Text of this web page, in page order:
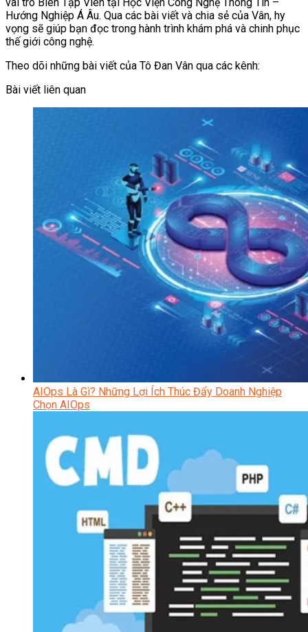
Hướng Nghiệp Á Âu. Qua các bài viết và chia sẻ của Vân, hy
vọng sẽ giúp bạn đọc trong hành trình khám phá và chinh phục
thế giới công nghệ.
Theo dõi những bài viết của Tô Đan Vân qua các kênh:
Bài viết liên quan
AIOps Là Gì? Những Lợi Ích Thúc Đẩy Doanh Nghiệp
Chọn AIOps